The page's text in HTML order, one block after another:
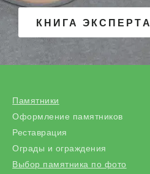
КНИГА ЭКСПЕРТА
Памятники
Оформление памятников
Реставрация
Ограды и ограждения
Выбор памятника по фото